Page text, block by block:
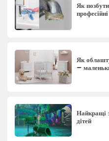
Як
Як
–
Найкращі
дітей